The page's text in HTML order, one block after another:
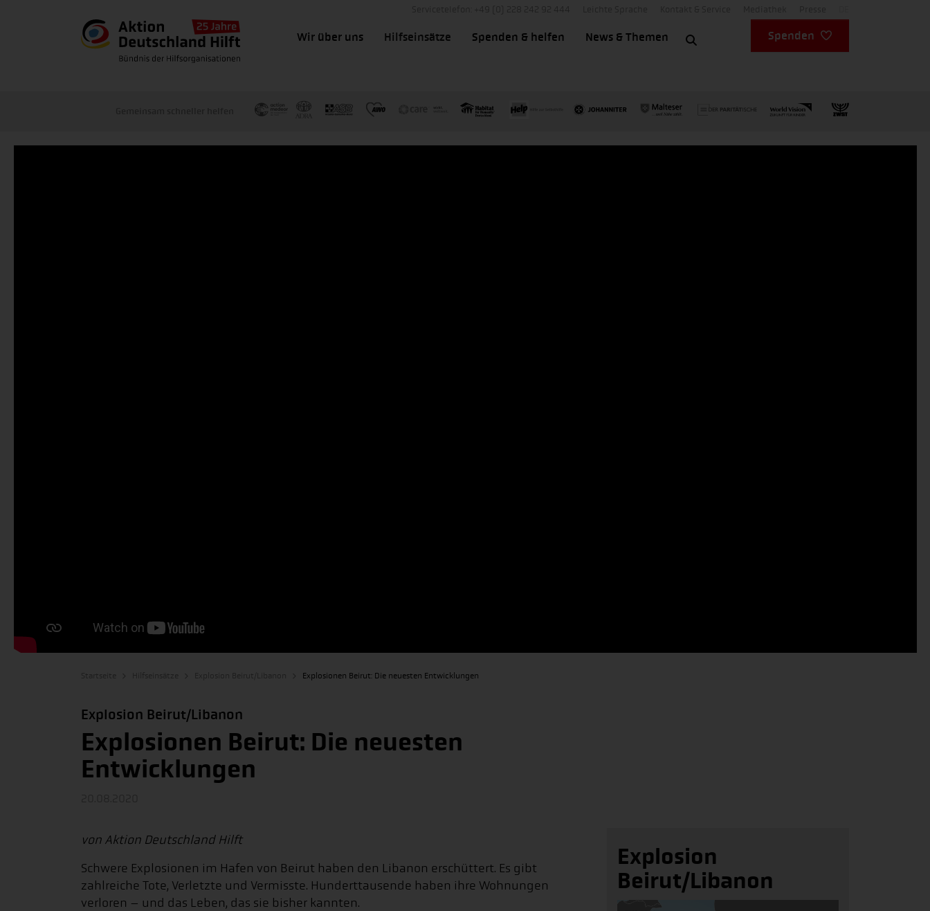
Wir über uns Hilfseinsätze Spenden & helfen News & Themen Spenden
Explosionen Beirut: Die neuesten Entwicklungen
Explosion Beirut/Libanon
Explosionen Beirut: Die neuesten
Entwicklungen
von Aktion Deutschland Hilft
Schwere Explosionen im Hafen von Beirut haben den Libanon erschüttert. Es gibt
zahlreiche Tote, Verletzte und Vermisste. Hunderttausende haben ihre Wohnungen
verloren – und das Leben, das sie bisher kannten.
Explosion
Beirut/Libanon